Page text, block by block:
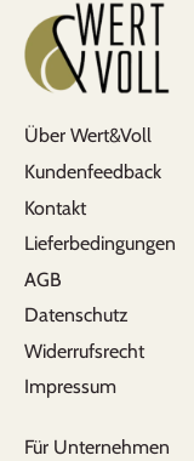
Über Wert&Voll
Kundenfeedback
Kontakt
Lieferbedingungen
AGB
Datenschutz
Widerrufsrecht
Impressum
Für Unternehmen